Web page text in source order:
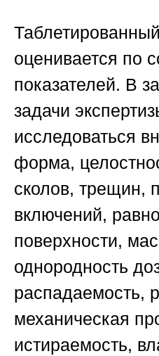
оценивается по
показателей. В
задачи
исследоваться
форма,
сколов, трещин,
включений,
поверхности,
однородность
распадаемость,
механическая
истираемость,